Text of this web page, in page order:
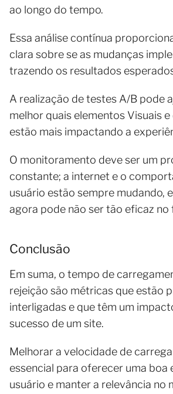
ao longo do tempo.
Essa análise contínua
clara sobre se as mudanças
trazendo os resultados
A realização de testes A/B pode
melhor quais elementos Visuais
estão mais impactando a
O monitoramento deve ser um
constante; a internet e o
usuário estão sempre mudando,
agora pode não ser tão eficaz no
Conclusão
Em suma, o tempo de
rejeição são métricas que estão
interligadas e que têm um
sucesso de um site.
Melhorar a velocidade de
essencial para oferecer uma boa
usuário e manter a relevância no